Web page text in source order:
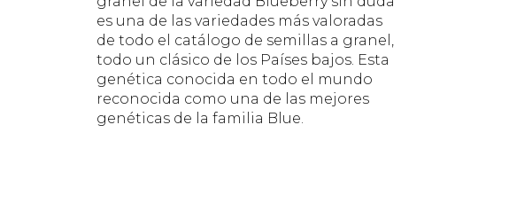
es una de las variedades más valoradas
de todo el catálogo de semillas a granel,
todo un clásico de los Países bajos. Esta
genética conocida en todo el mundo
reconocida como una de las mejores
genéticas de la familia Blue.